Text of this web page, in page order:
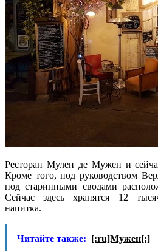
Ресторан Мулен де Мужен и
Кроме того, под руководством
под старинными сводами
Сейчас здесь хранятся 12
напитка.
Читайте также: [:ru]Мужен[:]